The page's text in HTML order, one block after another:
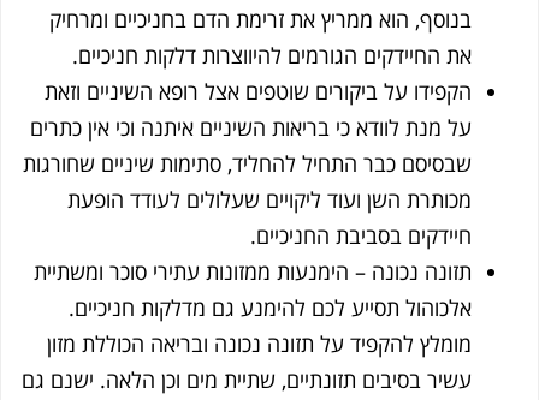
בנוסף, הוא ממריץ את זרימת הדם בחניכיים ומרחיק
את החיידקים הגורמים להיווצרות דלקות חניכיים.
הקפידו על ביקורים שוטפים אצל רופא השיניים וזאת
על מנת לוודא כי בריאות השיניים איתנה וכי אין כתרים
שבסיסם כבר התחיל להחליד, סתימות שיניים שחורגות
מכותרת השן ועוד ליקויים שעלולים לעודד הופעת
חיידקים בסביבת החניכיים.
תזונה נכונה – הימנעות ממזונות עתירי סוכר ומשתיית
אלכוהול תסייע לכם להימנע גם מדלקות חניכיים.
מומלץ להקפיד על תזונה נכונה ובריאה הכוללת מזון
עשיר בסיבים תזונתיים, שתיית מים וכן הלאה. ישנם גם